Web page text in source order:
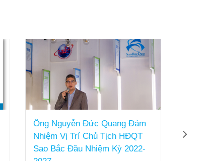
Ông Nguyễn Đức Quang Đảm
Nhiệm Vị Trí Chủ Tịch HĐQT
Sao Bắc Đầu Nhiệm Kỳ 2022-
bầu